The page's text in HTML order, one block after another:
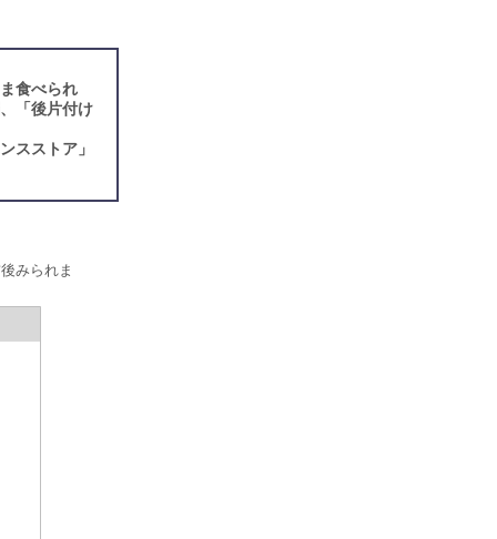
食べられ
「後片付け
スストア」
みられま